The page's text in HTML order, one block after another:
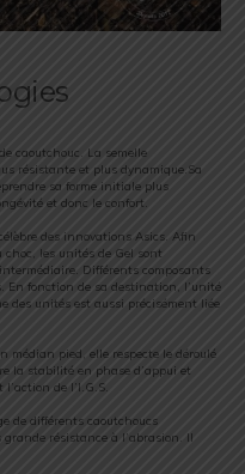
caoutchouc. La semelle
résistante et plus dynamique.Sa
sa forme initiale plus
et donc le confort.
des innovations Asics. Afin
les unités de Gel sont
Différents composants
En fonction de sa destination, l’unité
des unités est aussi précisément liée
médian pied, elle respecte le déroulé
la stabilité en phase d’appui et
de l’I.G.S.
de différents caoutchoucs
résistance à l’abrasion. Il